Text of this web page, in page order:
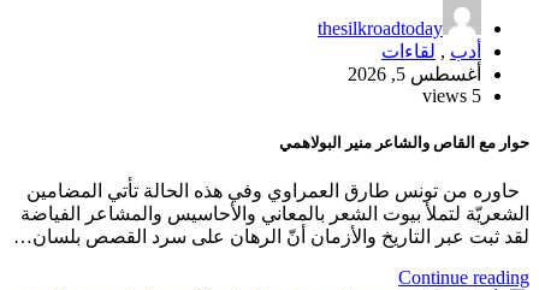
thesilkroadtoday
أدب , لقاءات
أغسطس 5, 2026
5 views
حوار مع القاص والشاعر منير البولاهمي
حاوره من تونس طارق العمراوي وفي هذه الحالة تأتي المضامين
الشعريّة لتملأ بيوت الشعر بالمعاني والأحاسيس والمشاعر الفياضة
لقد ثبت عبر التاريخ والأزمان أنّ الرهان على سرد القصص بلسان…
Continue reading